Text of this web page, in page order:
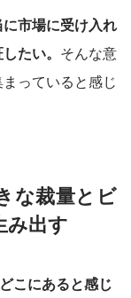
市場に受け入れ
たい。 そんな意
っていると感じ
な裁量とビ
み出す
こにあると感じ